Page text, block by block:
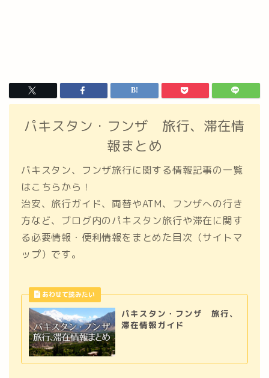
パキスタン・フンザ 旅行、滞在情
報まとめ
パキスタン、フンザ旅行に関する情報記事の一覧
はこちらから！
治安、旅行ガイド、両替やATM、フンザへの行き
方など、ブログ内のパキスタン旅行や滞在に関す
る必要情報・便利情報をまとめた目次（サイトマ
ップ）です。
パキスタン・フンザ 旅行、
滞在情報ガイド